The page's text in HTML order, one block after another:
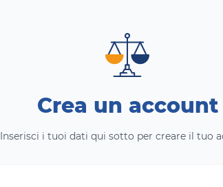
Crea un account
Inserisci i tuoi dati qui sotto per creare il tuo